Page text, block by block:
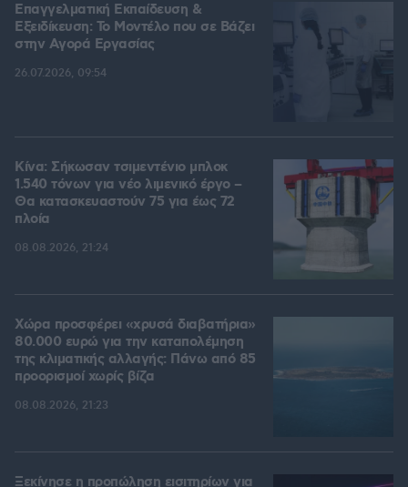
Επαγγελματική Εκπαίδευση &
Εξειδίκευση: Το Mοντέλο που σε Bάζει
στην Aγορά Eργασίας
26.07.2026, 09:54
Κίνα: Σήκωσαν τσιμεντένιο μπλοκ
1.540 τόνων για νέο λιμενικό έργο –
Θα κατασκευαστούν 75 για έως 72
πλοία
08.08.2026, 21:24
Χώρα προσφέρει «χρυσά διαβατήρια»
80.000 ευρώ για την καταπολέμηση
της κλιματικής αλλαγής: Πάνω από 85
προορισμοί χωρίς βίζα
08.08.2026, 21:23
Ξεκίνησε η προπώληση εισιτηρίων για